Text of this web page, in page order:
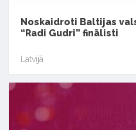
Noskaidroti Baltijas
“Radi Gudri” finālisti
Latvijā